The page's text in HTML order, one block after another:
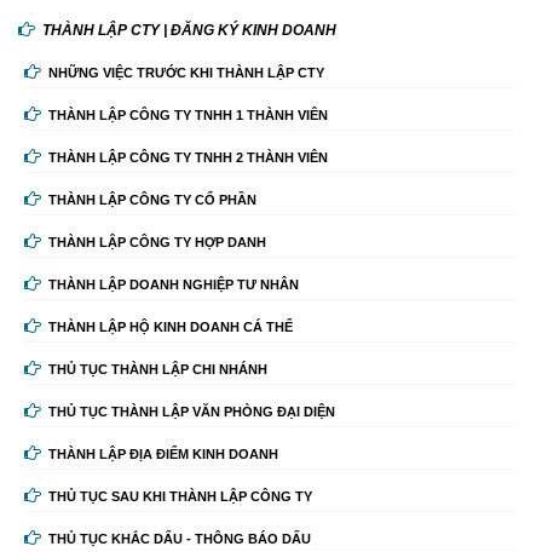
THÀNH LẬP CTY | ĐĂNG KÝ KINH DOANH
NHỮNG VIỆC TRƯỚC KHI THÀNH LẬP CTY
THÀNH LẬP CÔNG TY TNHH 1 THÀNH VIÊN
THÀNH LẬP CÔNG TY TNHH 2 THÀNH VIÊN
THÀNH LẬP CÔNG TY CỔ PHẦN
THÀNH LẬP CÔNG TY HỢP DANH
THÀNH LẬP DOANH NGHIỆP TƯ NHÂN
THÀNH LẬP HỘ KINH DOANH CÁ THỂ
THỦ TỤC THÀNH LẬP CHI NHÁNH
THỦ TỤC THÀNH LẬP VĂN PHÒNG ĐẠI DIỆN
THÀNH LẬP ĐỊA ĐIỂM KINH DOANH
THỦ TỤC SAU KHI THÀNH LẬP CÔNG TY
THỦ TỤC KHẮC DẤU - THÔNG BÁO DẤU